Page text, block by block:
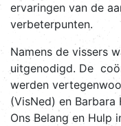
ervaringen van de
verbeterpunten.
Namens de vissers
uitgenodigd. De
werden
(VisNed) en
Ons Belang en Hulp